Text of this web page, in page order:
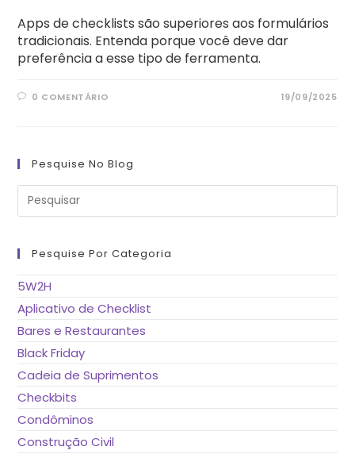
Apps de checklists são superiores aos formulários
tradicionais. Entenda porque você deve dar
preferência a esse tipo de ferramenta.
0 COMENTÁRIO 19/09/2025
Pesquise No Blog
Pesquise Por Categoria
5W2H
Aplicativo de Checklist
Bares e Restaurantes
Black Friday
Cadeia de Suprimentos
Checkbits
Condôminos
Construção Civil